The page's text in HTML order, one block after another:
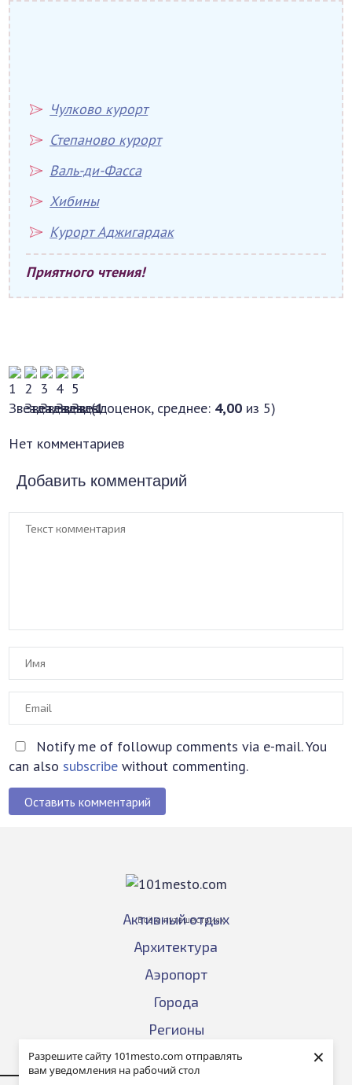
Разрешите сайту 101mesto.com отправлять
вам уведомления на рабочий стол
×
Чулково курорт
Степаново курорт
Валь-ди-Фасса
Хибины
Курорт Аджигардак
Приятного чтения!
(1оценок, среднее: 4,00 из 5)
Нет комментариев
Добавить комментарий
Notify me of followup comments via e-mail. You
can also subscribe without commenting.
Оставить комментарий
Всё о путешествиях
Активный отдых
Архитектура
Аэропорт
Города
Регионы
События